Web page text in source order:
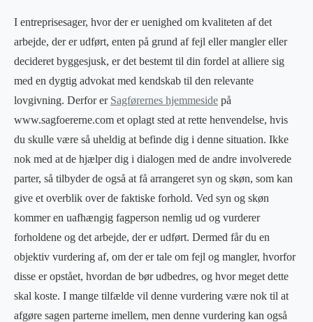
I entreprisesager, hvor der er uenighed om kvaliteten af det
arbejde, der er udført, enten på grund af fejl eller mangler eller
decideret byggesjusk, er det bestemt til din fordel at alliere sig
med en dygtig advokat med kendskab til den relevante
lovgivning. Derfor er Sagførernes hjemmeside på
www.sagfoererne.com et oplagt sted at rette henvendelse, hvis
du skulle være så uheldig at befinde dig i denne situation. Ikke
nok med at de hjælper dig i dialogen med de andre involverede
parter, så tilbyder de også at få arrangeret syn og skøn, som kan
give et overblik over de faktiske forhold. Ved syn og skøn
kommer en uafhængig fagperson nemlig ud og vurderer
forholdene og det arbejde, der er udført. Dermed får du en
objektiv vurdering af, om der er tale om fejl og mangler, hvorfor
disse er opstået, hvordan de bør udbedres, og hvor meget dette
skal koste. I mange tilfælde vil denne vurdering være nok til at
afgøre sagen parterne imellem, men denne vurdering kan også